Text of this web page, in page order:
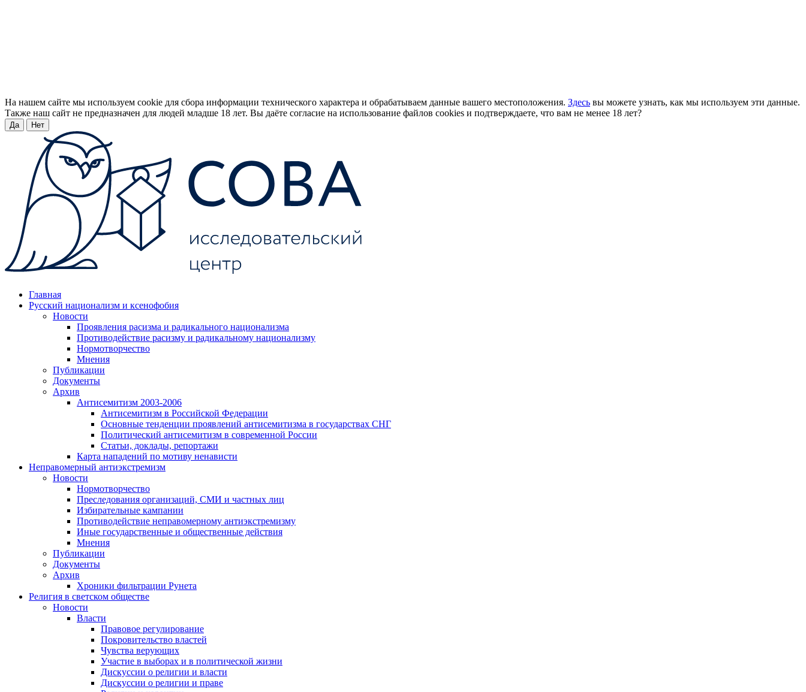
На нашем сайте мы используем cookie для сбора информации технического характера и обрабатываем данные вашего местоположения. Здесь вы можете узнать, как мы используем эти данные.
Также наш сайт не предназначен для людей младше 18 лет. Вы даёте согласие на использование файлов cookies и подтверждаете, что вам не менее 18 лет?
Да Нет
Главная
Русский национализм и ксенофобия
Новости
Проявления расизма и радикального национализма
Противодействие расизму и радикальному национализму
Нормотворчество
Мнения
Публикации
Документы
Архив
Антисемитизм 2003-2006
Антисемитизм в Российской Федерации
Основные тенденции проявлений антисемитизма в государствах СНГ
Политический антисемитизм в современной России
Статьи, доклады, репортажи
Карта нападений по мотиву ненависти
Неправомерный антиэкстремизм
Новости
Нормотворчество
Преследования организаций, СМИ и частных лиц
Избирательные кампании
Противодействие неправомерному антиэкстремизму
Иные государственные и общественные действия
Мнения
Публикации
Документы
Архив
Хроники фильтрации Рунета
Религия в светском обществе
Новости
Власти
Правовое регулирование
Покровительство властей
Чувства верующих
Участие в выборах и в политической жизни
Дискуссии о религии и власти
Дискуссии о религии и праве